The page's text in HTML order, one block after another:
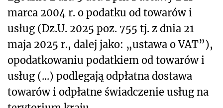
marca 2004 r. o podatku od towarów i
usług (Dz.U. 2025 poz. 755 tj. z dnia 21
maja 2025 r., dalej jako: „ustawa o VAT”),
opodatkowaniu podatkiem od towarów i
usług (...) podlegają odpłatna dostawa
towarów i odpłatne świadczenie usług na